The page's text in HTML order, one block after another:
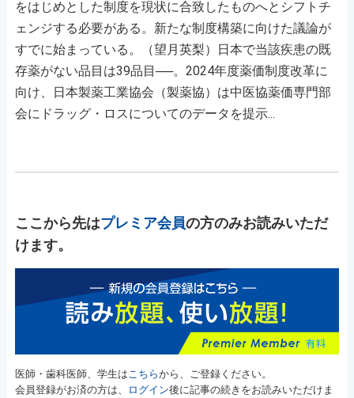
をはじめとした制度を現状に合致したものへとシフトチ
ェンジする必要がある。新たな制度構築に向けた議論が
すでに始まっている。（望月英梨）日本で当該疾患の既
存薬がない品目は39品目──。2024年度薬価制度改革に
向け、日本製薬工業協会（製薬協）は中医協薬価専門部
会にドラッグ・ロスについてのデータを提示...
ここから先はプレミア会員の方のみお読みいただ
けます。
医師・歯科医師、学生はこちらから、ご登録ください。
会員登録がお済の方は、
ログイン後に記事の続きをお読みいただけま